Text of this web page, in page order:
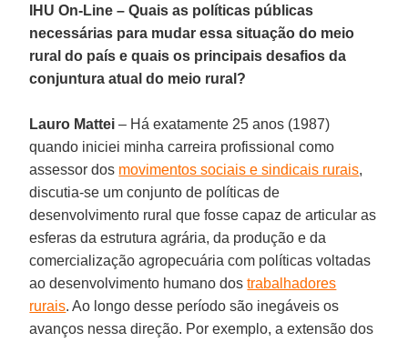
IHU On-Line – Quais as políticas públicas
necessárias para mudar essa situação do meio
rural do país e quais os principais desafios da
conjuntura atual do meio rural?
Lauro Mattei – Há exatamente 25 anos (1987)
quando iniciei minha carreira profissional como
assessor dos movimentos sociais e sindicais rurais,
discutia-se um conjunto de políticas de
desenvolvimento rural que fosse capaz de articular as
esferas da estrutura agrária, da produção e da
comercialização agropecuária com políticas voltadas
ao desenvolvimento humano dostrabalhadores
rurais. Ao longo desse período são inegáveis os
avanços nessa direção. Por exemplo, a extensão dos